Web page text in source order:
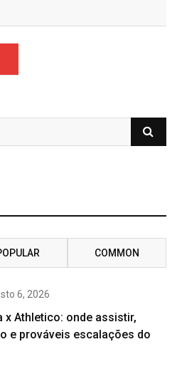
COMMON
6, 2026
x Athletico: onde assistir,
e prováveis escalações do